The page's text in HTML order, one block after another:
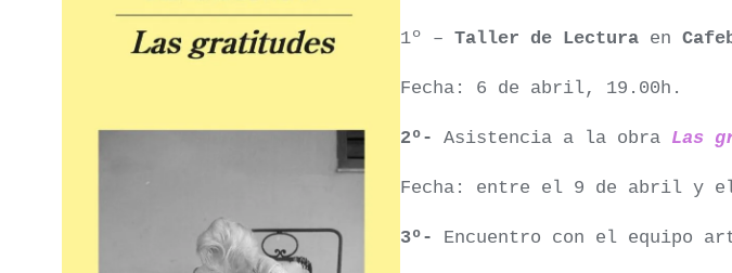
1º – Taller de Lectura en
Fecha: 6 de abril, 19.00h.
2º- Asistencia a la obra Las
Fecha: entre el 9 de abril y el
3º- Encuentro con el equipo